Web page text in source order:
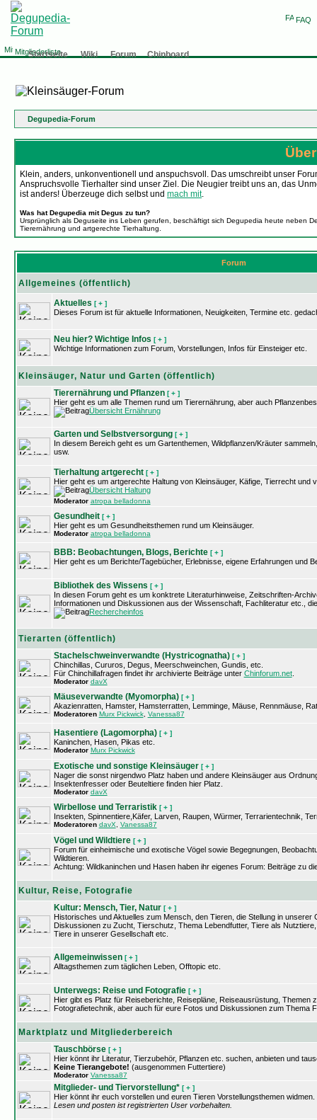
FAQ
Mitgliederliste
Startseite Wiki Forum Chinboard
Degupedia-Forum
Klein, anders, unkonventionell und anspuchsvoll. Das umschreibt unser
Anspruchsvolle Tierhalter sind unser Ziel. Die Neugier treibt uns an, das
ist anders! Überzeuge dich selbst und mach mit.
Was hat Degupedia mit Degus zu tun?
Ursprünglich als Deguseite ins Leben gerufen, beschäftigt sich Degupedia heute neben
Tierernährung und artgerechte Tierhaltung.
Forum
Allgemeines (öffentlich)
Aktuelles [ + ]
Dieses Forum ist für aktuelle Informationen, Neuigkeiten, Termine etc.
Neu hier? Wichtige Infos [ + ]
Wichtige Informationen zum Forum, Vorstellungen, Infos für Einsteiger etc.
Kleinsäuger, Natur und Garten (öffentlich)
Tierernährung und Pflanzen [ + ]
Hier geht es um alle Themen rund um Tierernährung, aber auch
Übersicht Ernährung
Garten und Selbstversorgung [ + ]
In diesem Bereich geht es um Gartenthemen, Wildpflanzen/Kräuter
usw.
Tierhaltung artgerecht [ + ]
Hier geht es um artgerechte Haltung von Kleinsäuger, Käfige, Tierrecht und
Übersicht Haltung
Moderator atropa belladonna
Gesundheit [ + ]
Hier geht es um Gesundheitsthemen rund um Kleinsäuger.
Moderator atropa belladonna
BBB: Beobachtungen, Blogs, Berichte [ + ]
Hier geht es um Berichte/Tagebücher, Erlebnisse, eigene Erfahrungen und
Bibliothek des Wissens [ + ]
In diesen Forum geht es um konktrete Literaturhinweise, Zeitschriften-
Informationen und Diskussionen aus der Wissenschaft, Fachliteratur etc.,
Rechercheinfos
Tierarten (öffentlich)
Stachelschweinverwandte (Hystricognatha) [ + ]
Chinchillas, Cururos, Degus, Meerschweinchen, Gundis, etc.
Für Chinchillafragen findet ihr archivierte Beiträge unter Chinforum.net.
Moderator davX
Mäuseverwandte (Myomorpha) [ + ]
Akazienratten, Hamster, Hamsterratten, Lemminge, Mäuse, Rennmäuse,
Moderatoren Murx Pickwick, Vanessa87
Hasentiere (Lagomorpha) [ + ]
Kaninchen, Hasen, Pikas etc.
Moderator Murx Pickwick
Exotische und sonstige Kleinsäuger [ + ]
Nager die sonst nirgendwo Platz haben und andere Kleinsäuger aus
Insektenfresser oder Beuteltiere finden hier Platz.
Moderator davX
Wirbellose und Terraristik [ + ]
Insekten, Spinnentiere,Käfer, Larven, Raupen, Würmer, Terrarientechnik,
Moderatoren davX Vanessa87
Vögel und Wildtiere [ + ]
Forum für einheimische und exotische Vögel sowie Begegnungen,
Wildtieren.
Achtung: Wildkaninchen und Hasen haben ihr eigenes Forum: Beiträge zu
Kultur, Reise, Fotografie
Kultur: Mensch, Tier, Natur [ + ]
Historisches und Aktuelles zum Mensch, den Tieren, die Stellung in unserer
Diskussionen zu Zucht, Tierschutz, Thema Lebendfutter, Tiere als
Tiere in unserer Gesellschaft etc.
Allgemeinwissen [ + ]
Alltagsthemen zum täglichen Leben, Offtopic etc.
Unterwegs: Reise und Fotografie [ + ]
Hier gibt es Platz für Reiseberichte, Reisepläne, Reiseausrüstung, Themen
Fotografietechnik, aber auch für eure Fotos und Diskussionen zum Thema
Marktplatz und Mitgliederbereich
Tauschbörse [ + ]
Hier könnt ihr Literatur, Tierzubehör, Pflanzen etc. suchen, anbieten und
Keine Tierangebote! (ausgenommen Futtertiere)
Moderator Vanessa87
Mitglieder- und Tiervorstellung* [ + ]
Hier könnt ihr euch vorstellen und euren Tieren Vorstellungsthemen widmen.
Lesen und posten ist registrierten User vorbehalten.